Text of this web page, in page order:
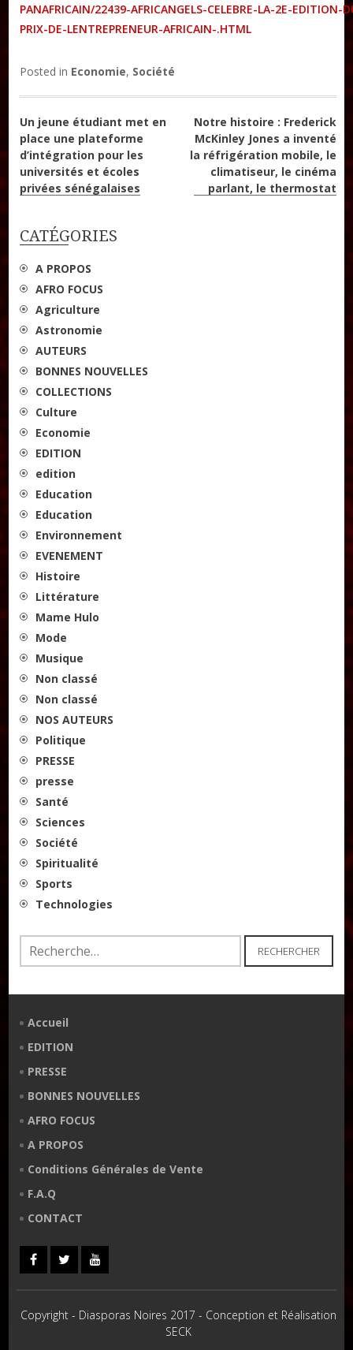
Les ateliers d’écriture littéraire
PANAFRICAIN/22439-AFRICANGELS-CELEBRE-LA-2E-EDITION-
PRIX-DE-LENTREPRENEUR-AFRICAIN-.HTML
Posted in Economie, Société
Navigation
de
l’article
Un jeune étudiant met en
place une plateforme
d’intégration pour les
universités et écoles
privées sénégalaises
Notre histoire : Frederick
McKinley Jones a inventé
la réfrigération mobile, le
climatiseur, le cinéma
parlant, le thermostat
CATÉGORIES
A PROPOS
AFRO FOCUS
Agriculture
Astronomie
AUTEURS
BONNES NOUVELLES
COLLECTIONS
Culture
Economie
EDITION
edition
Education
Education
Environnement
EVENEMENT
Histoire
Littérature
Mame Hulo
Mode
Musique
Non classé
Non classé
NOS AUTEURS
Politique
PRESSE
presse
Santé
Sciences
Société
Spiritualité
Sports
Technologies
Rechercher :
Accueil
EDITION
PRESSE
BONNES NOUVELLES
AFRO FOCUS
A PROPOS
Conditions Générales de Vente
F.A.Q
CONTACT
Copyright - Diasporas Noires 2017 - Conception et Réalisation
SECK